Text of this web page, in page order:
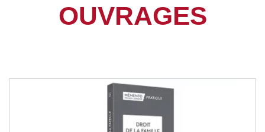
OUVRAGES